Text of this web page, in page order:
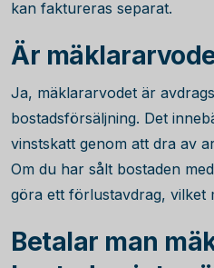
kan faktureras separat.
Är
Ja, mäklararvodet är
bostadsförsäljning. Det
vinstskatt genom att dra av
Om du har sålt bostaden
göra ett förlustavdrag, vilket
Betalar man